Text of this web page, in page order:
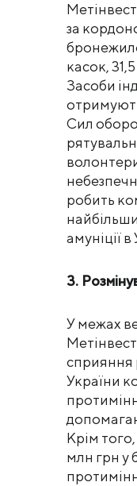
за
касок,
Засоби
Сил
робить
амуніції в
3.
У межах
сприяння
України
Крім
млн грн у